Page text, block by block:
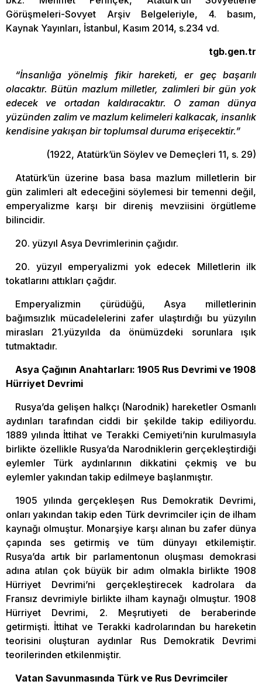
Görüşmeleri-Sovyet Arşiv Belgeleriyle, 4. basım,
Kaynak Yayınları, İstanbul, Kasım 2014, s.234 vd.
tgb.gen.tr
“İnsanlığa yönelmiş fikir hareketi, er geç başarılı
olacaktır. Bütün mazlum milletler, zalimleri bir gün yok
edecek ve ortadan kaldıracaktır. O zaman dünya
yüzünden zalim ve mazlum kelimeleri kalkacak, insanlık
kendisine yakışan bir toplumsal duruma erişecektir.”
(1922, Atatürk’ün Söylev ve Demeçleri 11, s. 29)
Atatürk’ün üzerine basa basa mazlum milletlerin bir
gün zalimleri alt edeceğini söylemesi bir temenni değil,
emperyalizme karşı bir direniş mevziisini örgütleme
bilincidir.
20. yüzyıl Asya Devrimlerinin çağıdır.
20. yüzyıl emperyalizmi yok edecek Milletlerin ilk
tokatlarını attıkları çağdır.
Emperyalizmin çürüdüğü, Asya milletlerinin
bağımsızlık mücadelelerini zafer ulaştırdığı bu yüzyılın
mirasları 21.yüzyılda da önümüzdeki sorunlara ışık
tutmaktadır.
Asya Çağının Anahtarları: 1905 Rus Devrimi ve 1908
Hürriyet Devrimi
Rusya’da gelişen halkçı (Narodnik) hareketler Osmanlı
aydınları tarafından ciddi bir şekilde takip ediliyordu.
1889 yılında İttihat ve Terakki Cemiyeti’nin kurulmasıyla
birlikte özellikle Rusya’da Narodniklerin gerçekleştirdiği
eylemler Türk aydınlarının dikkatini çekmiş ve bu
eylemler yakından takip edilmeye başlanmıştır.
1905 yılında gerçekleşen Rus Demokratik Devrimi,
onları yakından takip eden Türk devrimciler için de ilham
kaynağı olmuştur. Monarşiye karşı alınan bu zafer dünya
çapında ses getirmiş ve tüm dünyayı etkilemiştir.
Rusya’da artık bir parlamentonun oluşması demokrasi
adına atılan çok büyük bir adım olmakla birlikte 1908
Hürriyet Devrimi’ni gerçekleştirecek kadrolara da
Fransız devrimiyle birlikte ilham kaynağı olmuştur. 1908
Hürriyet Devrimi, 2. Meşrutiyeti de beraberinde
getirmişti. İttihat ve Terakki kadrolarından bu hareketin
teorisini oluşturan aydınlar Rus Demokratik Devrimi
teorilerinden etkilenmiştir.
Vatan Savunmasında Türk ve Rus Devrimciler